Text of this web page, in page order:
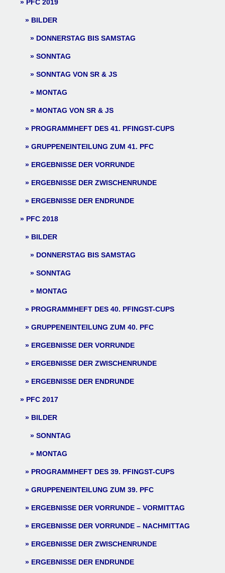
PFC 2019
BILDER
DONNERSTAG BIS SAMSTAG
SONNTAG
SONNTAG VON SR & JS
MONTAG
MONTAG VON SR & JS
PROGRAMMHEFT DES 41. PFINGST-CUPS
GRUPPENEINTEILUNG ZUM 41. PFC
ERGEBNISSE DER VORRUNDE
ERGEBNISSE DER ZWISCHENRUNDE
ERGEBNISSE DER ENDRUNDE
PFC 2018
BILDER
DONNERSTAG BIS SAMSTAG
SONNTAG
MONTAG
PROGRAMMHEFT DES 40. PFINGST-CUPS
GRUPPENEINTEILUNG ZUM 40. PFC
ERGEBNISSE DER VORRUNDE
ERGEBNISSE DER ZWISCHENRUNDE
ERGEBNISSE DER ENDRUNDE
PFC 2017
BILDER
SONNTAG
MONTAG
PROGRAMMHEFT DES 39. PFINGST-CUPS
GRUPPENEINTEILUNG ZUM 39. PFC
ERGEBNISSE DER VORRUNDE – VORMITTAG
ERGEBNISSE DER VORRUNDE – NACHMITTAG
ERGEBNISSE DER ZWISCHENRUNDE
ERGEBNISSE DER ENDRUNDE